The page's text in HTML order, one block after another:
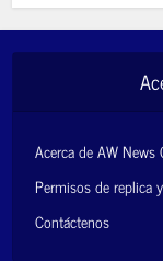
Acerca de AW News
Permisos de replica
Contáctenos